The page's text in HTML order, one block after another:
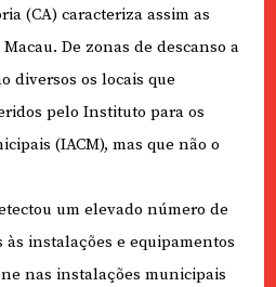
(CA) caracteriza assim as
De zonas de descanso a
diversos os locais que
pelo Instituto para os
(IACM), mas que não o
um elevado número de
instalações e equipamentos
nas instalações municipais